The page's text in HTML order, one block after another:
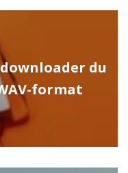
downloader du
format